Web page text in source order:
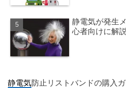
静電気が発生
心者向けに解
静電気防止リストバンドの購入